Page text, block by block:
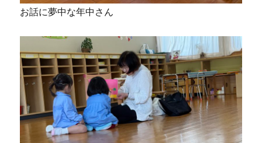
お話に夢中な年中さん